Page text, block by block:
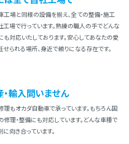
⼯場と同様の設備を揃え、全ての整備・施⼯
⼯場で⾏っています。熟練の職⼈の⼿でどんな
も対応いたしております。安⼼してあなたの愛
せられる場所、⾝近で頼りになる存在です。
・輸⼊問いません
理もオカダ⾃動⾞で承っています。もちろん国
修理・整備にも対応しています。どんな⾞種で
に向き合っています。